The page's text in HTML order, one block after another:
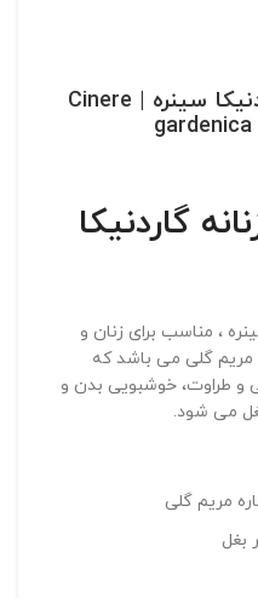
رول دئودورانت زنانه گاردنیکا سینره | Cinere
گاردنیکا
، مناسب برای زنان و
گلی می باشد که
و طراوت، خوشبویی بدن و
می شود.
مریم گلی
بغل